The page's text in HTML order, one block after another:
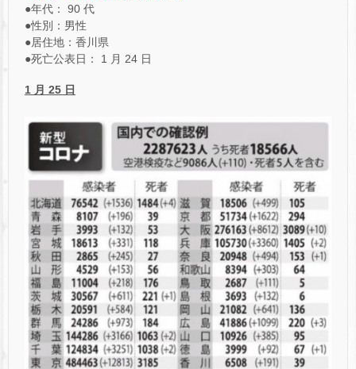
●年代： 90 代
●性別：男性
●居住地：香川県
●死亡公表日： 1 月 24 日
1 月 25 日